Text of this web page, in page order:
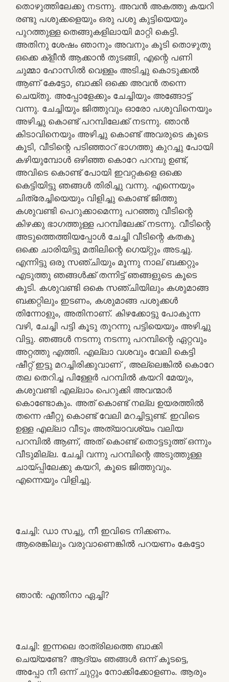
തൊഴുത്തിലേക്കു നടന്നു. അവൻ അകത്തു കയറി
രണ്ടു പശുക്കളെയും ഒരു പശു കുട്ടിയെയും
പുറത്തുള്ള തെങ്ങുകളിലായി മാറ്റി കെട്ടി.
അതിനു ശേഷം ഞാനും അവനും കൂടി തൊഴുതു
ഒക്കെ ക്‌ളീൻ ആക്കാൻ തുടങ്ങി, എന്റെ പണി
ചുമ്മാ ഹോസിൽ വെള്ളം അടിച്ചു കൊടുക്കൽ
ആണ് കേട്ടോ, ബാക്കി ഒക്കെ അവൻ തന്നെ
ചെയ്തു. അപ്പോളേക്കും ചേച്ചിയും അങ്ങോട്ട്
വന്നു. ചേച്ചിയും ജിത്തുവും ഓരോ പശുവിനെയും
അഴിച്ചു കൊണ്ട് പറമ്പിലേക്ക് നടന്നു. ഞാൻ
കിടാവിനെയും അഴിച്ചു കൊണ്ട് അവരുടെ കൂടെ
കൂടി, വീടിന്റെ പടിഞ്ഞാറ് ഭാഗത്തു കുറച്ചു പോയി
കഴിയുമ്പോൾ ഒഴിഞ്ഞ കൊറേ പറമ്പു ഉണ്ട്,
അവിടെ കൊണ്ട് പോയി ഇവറ്റകളെ ഒക്കെ
കെട്ടിയിട്ടു ഞങ്ങൾ തിരിച്ചു വന്നു. എന്നെയും
ചിത്രേച്ചിയെയും വിളിച്ചു കൊണ്ട് ജിത്തു
കശുവണ്ടി പെറുക്കാമെന്നു പറഞ്ഞു വീടിന്റെ
കിഴക്കു ഭാഗത്തുള്ള പറമ്പിലേക്ക് നടന്നു. വീടിന്റെ
അടുത്തെത്തിയപ്പോൾ ചേച്ചി വീടിന്റെ കതകു
ഒക്കെ ചാരിയിട്ടു മതിലിന്റെ ഗെയ്റ്റും അടച്ചു.
എന്നിട്ടു ഒരു സഞ്ചിയും മൂന്നു നാല് ബക്കറ്റും
എടുത്തു ഞങ്ങൾക്ക് തന്നിട്ട് ഞങ്ങളുടെ കൂടെ
കൂടി. കശുവണ്ടി ഒകെ സഞ്ചിയിലും കശുമാങ്ങ
ബക്കറ്റിലും ഇടണം, കശുമാങ്ങ പശുക്കൾ
തിന്നോളും, അതിനാണ്. കിഴക്കോട്ടു പോകുന്ന
വഴി, ചേച്ചി പട്ടി കൂടു തുറന്നു പട്ടിയെയും അഴിച്ചു
വിട്ടു. ഞങ്ങൾ നടന്നു നടന്നു പറമ്പിന്റെ ഏറ്റവും
അറ്റത്തു എത്തി. എല്ലാ വശവും വേലി കെട്ടി
ഷീറ്റ് ഇട്ടു മറച്ചിരിക്കുവാണ്‌ , അല്ലെങ്കിൽ കൊറേ
തല തെറിച്ച പിള്ളേർ പറമ്പിൽ കയറി മേയും,
കശുവണ്ടി എല്ലാം പെറുക്കി അവന്മാർ
കൊണ്ടോകും. അത് കൊണ്ട് നല്ല ഉയരത്തിൽ
തന്നെ ഷീറ്റു കൊണ്ട് വേലി മറച്ചിട്ടുണ്ട്. ഇവിടെ
ഉള്ള എല്ലാ വീടും അത്യാവശ്യം വലിയ
പറമ്പിൽ ആണ്, അത് കൊണ്ട് തൊട്ടടുത്ത് ഒന്നും
വീടുമില്ല. ചേച്ചി വന്നു പറമ്പിന്റെ അടുത്തുള്ള
ചായ്പ്പിലേക്കു കയറി, കൂടെ ജിത്തുവും.
എന്നെയും വിളിച്ചു.
ചേച്ചി: ഡാ സച്ചു, നീ ഇവിടെ നിക്കണം.
ആരെങ്കിലും വരുവാണെങ്കിൽ പറയണം കേട്ടോ
ഞാൻ: എന്തിനാ ഏച്ചി?
ചേച്ചി: ഇന്നലെ രാത്രിലത്തെ ബാക്കി
ചെയ്യണ്ടേ? ആദ്യം ഞങ്ങൾ ഒന്ന് കൂടട്ടെ,
അപ്പോ നീ ഒന്ന് ചുറ്റും നോക്കിക്കോളണം. ആരും